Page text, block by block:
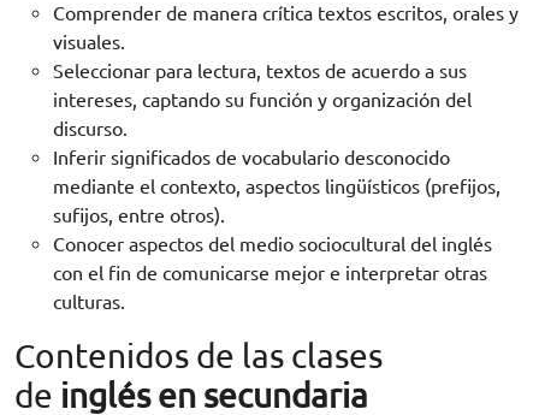
Comprender de manera crítica textos escritos, orales y
visuales.
Seleccionar para lectura, textos de acuerdo a sus
intereses, captando su función y organización del
discurso.
Inferir significados de vocabulario desconocido
mediante el contexto, aspectos lingüísticos (prefijos,
sufijos, entre otros).
Conocer aspectos del medio sociocultural del inglés
con el fin de comunicarse mejor e interpretar otras
culturas.
Contenidos de las clases
de inglés en secundaria